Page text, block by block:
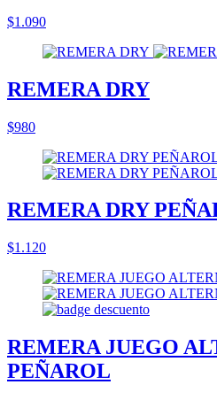
$1.090
REMERA DRY
$980
REMERA DRY
$1.120
REMERA JUEGO
PEÑAROL